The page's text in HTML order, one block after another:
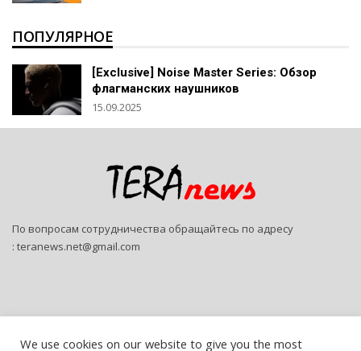
ПОПУЛЯРНОЕ
[Exclusive] Noise Master Series: Обзор
флагманских наушников
15.09.2025
По вопросам сотрудничества обращайтесь по адресу
: teranews.net@gmail.com
We use cookies on our website to give you the most